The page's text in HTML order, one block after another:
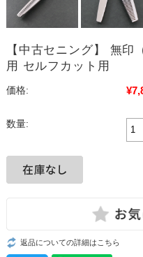
【中古セニング】 無印
用 セルフカット用
価格:
数量:
返品についての詳細はこちら